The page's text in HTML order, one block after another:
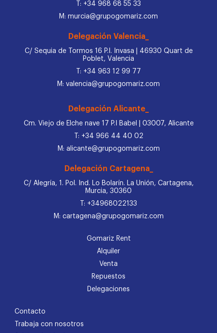
T: +34 968 68 55 33
M: murcia@grupogomariz.com
Delegación Valencia_
C/ Sequia de Tormos 16 P.I. Invasa | 46930 Quart de
Poblet, Valencia
T: +34 963 12 99 77
M: valencia@grupogomariz.com
Delegación Alicante_
Cm. Viejo de Elche nave 17 P.I Babel | 03007, Alicante
T: +34 966 44 40 02
M: alicante@grupogomariz.com
Delegación Cartagena_
C/ Alegría, 1. Pol. Ind. Lo Bolarín. La Unión, Cartagena,
Murcia, 30360
T: +34968022133
M: cartagena@grupogomariz.com
Gomariz Rent
Alquiler
Venta
Repuestos
Delegaciones
Contacto
Trabaja con nosotros